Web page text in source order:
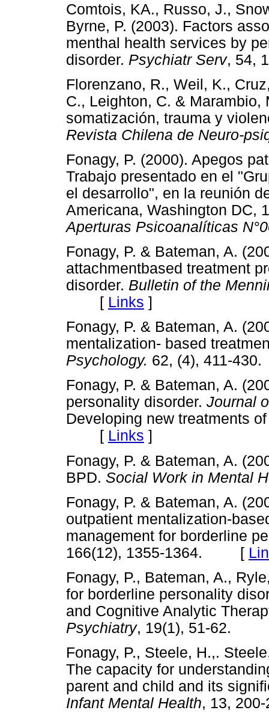
Comtois, KA., Russo, J.,
Byrne, P. (2003). Factors
menthal health services by
disorder. Psychiatr Serv, 54,
Florenzano, R., Weil, K.,
C., Leighton, C. &
somatización, trauma y
Revista Chilena de Neuro-
Fonagy, P. (2000). Apegos
Trabajo presentado en el
el desarrollo", en la reunión
Americana, Washington DC,
Aperturas Psicoanalíticas
Fonagy, P. & Bateman, A.
attachmentbased treatment
disorder. Bulletin of the
[ Links ]
Fonagy, P. & Bateman, A.
mentalization- based
Psychology. 62, (4), 411-
Fonagy, P. & Bateman, A.
personality disorder. Journal
Developing new treatments
[ Links ]
Fonagy, P. & Bateman, A.
BPD. Social Work in Mental
Fonagy, P. & Bateman, A.
outpatient mentalization-
management for borderline
166(12), 1355-1364. [
Fonagy, P., Bateman, A.,
for borderline personality
and Cognitive Analytic
Psychiatry, 19(1), 51-62.
Fonagy, P., Steele, H.,.
The capacity for
parent and child and its
Infant Mental Health, 13,